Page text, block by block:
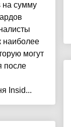
на сумму
наиболее
могут
после
Insid...